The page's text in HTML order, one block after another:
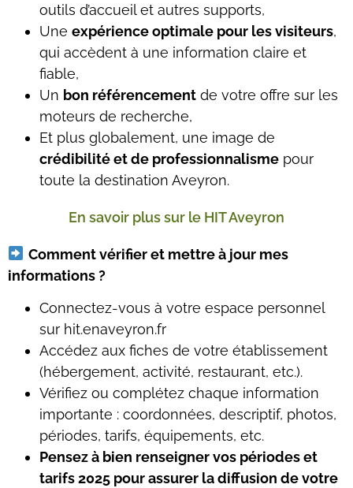
outils d’accueil et autres supports,
Une expérience optimale pour les visiteurs,
qui accèdent à une information claire et
fiable,
Un bon référencement de votre offre sur les
moteurs de recherche,
Et plus globalement, une image de
crédibilité et de professionnalisme pour
toute la destination Aveyron.
En savoir plus sur le HIT Aveyron
Comment vérifier et mettre à jour mes
informations ?
Connectez-vous à votre espace personnel
sur hit.enaveyron.fr
Accédez aux fiches de votre établissement
(hébergement, activité, restaurant, etc.).
Vérifiez ou complétez chaque information
importante : coordonnées, descriptif, photos,
périodes, tarifs, équipements, etc.
Pensez à bien renseigner vos périodes et
tarifs 2025 pour assurer la diffusion de votre